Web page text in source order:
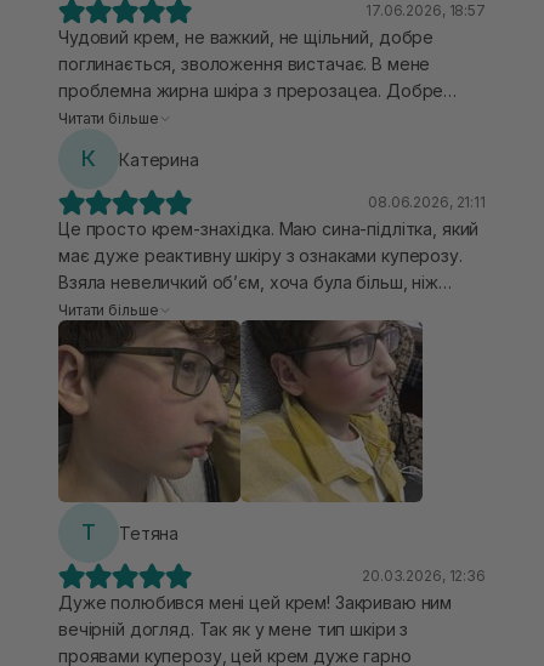
17.06.2026, 18:57
Чудовий крем, не важкий, не щільний, добре
поглинається, зволоження вистачає. В мене
проблемна жирна шкіра з прерозацеа. Добре
відновлює шкіру після азелаїнової кислоти та
тандемі зі спреєм з цієї ж лінійки.
Читати більше
К Катерина
08.06.2026, 21:11
Це просто крем-знахідка. Маю сина-підлітка, який
має дуже реактивну шкіру з ознаками куперозу.
Взяла невеличкий обʼєм, хоча була більш, ніж
просто впевнена, що підійде, так як
використовувала тонер з цієї лінійки. І ось
результат 3-4 днів. Обовʼязково візьму великий
обʼєм цього крему!
Читати більше
Т Тетяна
20.03.2026, 12:36
Дуже полюбився мені цей крем! Закриваю ним
вечірній догляд. Так як у мене тип шкіри з
проявами куперозу, цей крем дуже гарно